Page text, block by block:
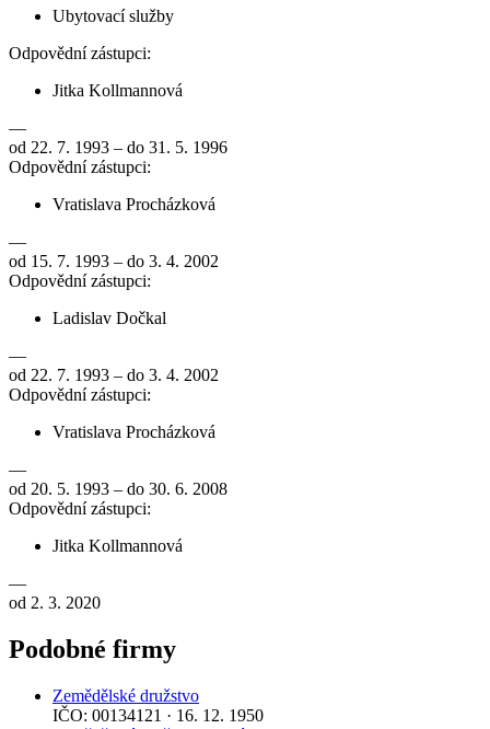
Ubytovací služby
Odpovědní zástupci:
Jitka Kollmannová
—
od 22. 7. 1993 – do 31. 5. 1996
Odpovědní zástupci:
Vratislava Procházková
—
od 15. 7. 1993 – do 3. 4. 2002
Odpovědní zástupci:
Ladislav Dočkal
—
od 22. 7. 1993 – do 3. 4. 2002
Odpovědní zástupci:
Vratislava Procházková
—
od 20. 5. 1993 – do 30. 6. 2008
Odpovědní zástupci:
Jitka Kollmannová
—
od 2. 3. 2020
Podobné firmy
Zemědělské družstvo
IČO: 00134121 · 16. 12. 1950